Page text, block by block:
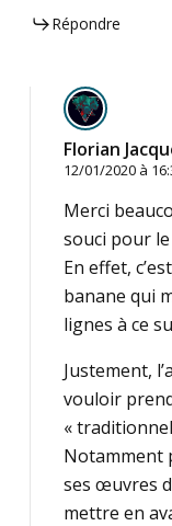
Répondre
Florian
12/01/2020 à
Merci
souci pour
En effet,
banane qui
lignes à ce
Justement,
vouloir
«
Notamment
ses œuvres
mettre en